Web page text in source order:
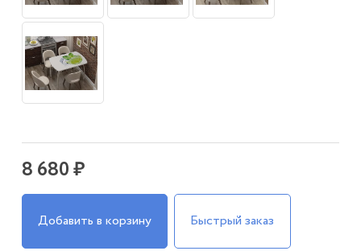
8 680 ₽
Добавить в корзину Быстрый заказ